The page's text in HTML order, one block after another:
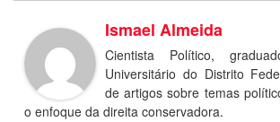
Ismael Almeida
Cientista Político,
Universitário do Distrito
de artigos sobre temas
o enfoque da direita conservadora.